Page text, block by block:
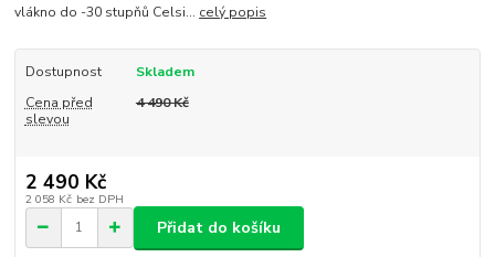
vlákno do -30 stupňů Celsi... celý popis
Dostupnost
Skladem
Cena před
slevou
4 490 Kč
2 490 Kč
2 058 Kč bez DPH
Přidat do košíku